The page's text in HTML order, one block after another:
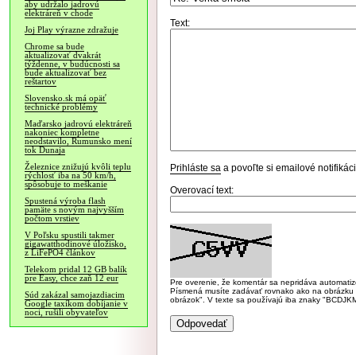
aby udržalo jadrovú
elektráreň v chode
Joj Play výrazne zdražuje
Chrome sa bude
aktualizovať dvakrát
týždenne, v budúcnosti sa
bude aktualizovať bez
reštartov
Slovensko.sk má opäť
technické problémy
Maďarsko jadrovú elektráreň
nakoniec kompletne
neodstavilo, Rumunsko mení
tok Dunaja
Železnice znižujú kvôli teplu
rýchlosť iba na 50 km/h,
spôsobuje to meškanie
Spustená výroba flash
pamäte s novým najvyšším
počtom vrstiev
V Poľsku spustili takmer
gigawatthodinové úložisko,
z LiFePO4 článkov
Telekom pridal 12 GB balík
pre Easy, chce zaň 12 eur
Súd zakázal samojazdiacim
Google taxíkom dobíjanie v
noci, rušili obyvateľov
Text:
Prihláste sa a povoľte si emailové
Overovací text:
Pre overenie, že komentár sa nepridáva
Písmená musíte zadávať rovnako ako na
obrázok". V texte sa používajú iba znaky